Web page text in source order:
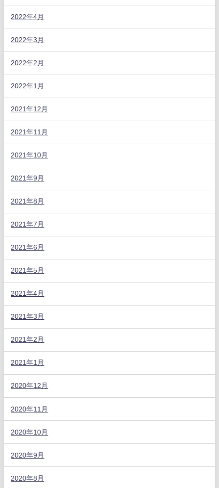
2022年4月
2022年3月
2022年2月
2022年1月
2021年12月
2021年11月
2021年10月
2021年9月
2021年8月
2021年7月
2021年6月
2021年5月
2021年4月
2021年3月
2021年2月
2021年1月
2020年12月
2020年11月
2020年10月
2020年9月
2020年8月